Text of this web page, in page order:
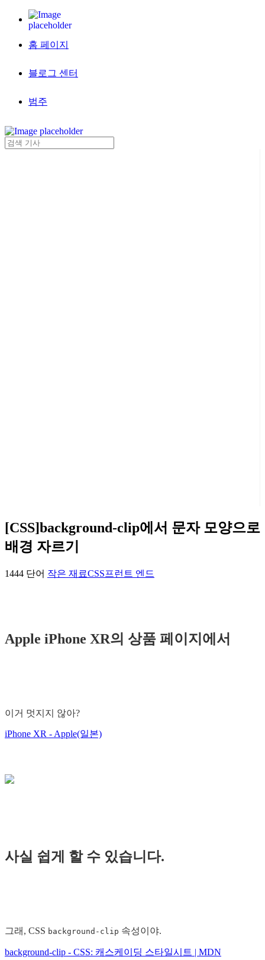
홈 페이지
블로그 센터
범주
[CSS]background-clip에서 문자 모양으로
배경 자르기
1444 단어 작은 재료CSS프런트 엔드
Apple iPhone XR의 상품 페이지에서
이거 멋지지 않아?
iPhone XR - Apple(일본)
사실 쉽게 할 수 있습니다.
그래, CSS background-clip 속성이야.
background-clip - CSS: 캐스케이딩 스타일시트 | MDN